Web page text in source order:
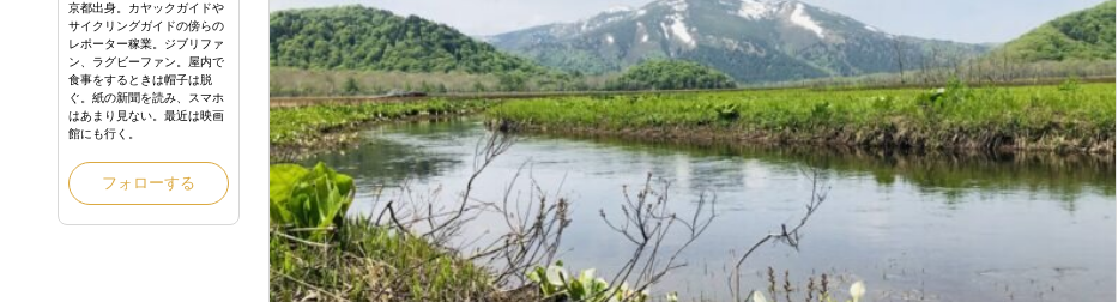
京都出身。カヤックガイドや
サイクリングガイドの傍らの
レポーター稼業。ジブリファ
ン、ラグビーファン。屋内で
食事をするときは帽子は脱
ぐ。紙の新聞を読み、スマホ
はあまり見ない。最近は映画
館にも行く。
フォローする